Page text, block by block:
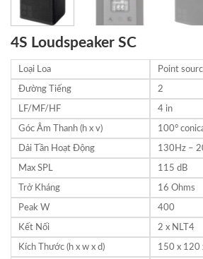
4S Loudspeaker SC
Loại Loa Point
Đường Tiếng 2
LF/MF/HF 4 in
Góc Âm Thanh (h x v) 100°
Dải Tần Hoạt Động 130Hz –
Max SPL 115 dB
Trở Kháng 16 Ohms
Peak W 400
Kết Nối 2 x NLT4
Kích Thước (h x w x d) 150 x 120